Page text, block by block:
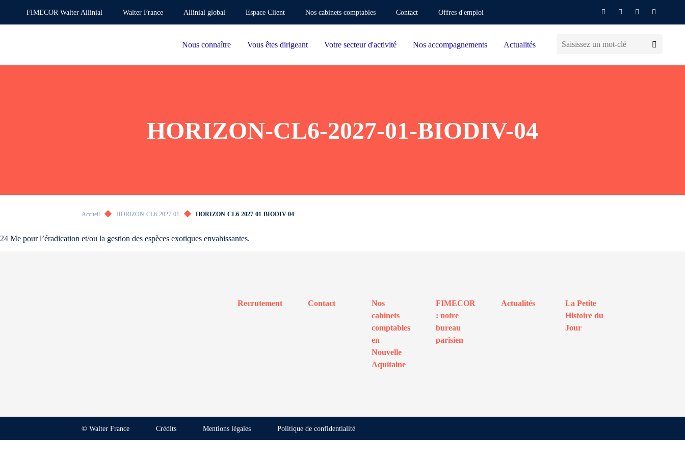
FIMECOR Walter Allinial Walter France Allinial global Espace Client Nos cabinets comptables Contact Offres d'emploi
Nous connaître Vous êtes dirigeant Votre secteur d'activité Nos accompagnements Actualités
HORIZON-CL6-2027-01-BIODIV-04
Accueil HORIZON-CL6-2027-01 HORIZON-CL6-2027-01-BIODIV-04
24 Me pour l’éradication et/ou la gestion des espèces exotiques envahissantes.
Recrutement Contact
Nos
cabinets
comptables
en
Nouvelle
Aquitaine
FIMECOR
: notre
bureau
parisien
Actualités
La Petite
Histoire du
Jour
© Walter France Crédits Mentions légales Politique de confidentialité